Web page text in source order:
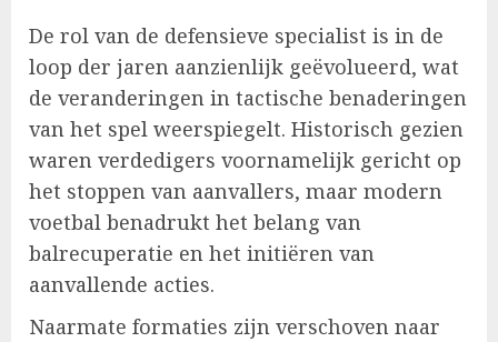
De rol van de defensieve specialist is in de
loop der jaren aanzienlijk geëvolueerd, wat
de veranderingen in tactische benaderingen
van het spel weerspiegelt. Historisch gezien
waren verdedigers voornamelijk gericht op
het stoppen van aanvallers, maar modern
voetbal benadrukt het belang van
balrecuperatie en het initiëren van
aanvallende acties.
Naarmate formaties zijn verschoven naar